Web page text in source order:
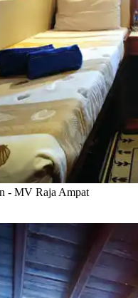
- MV Raja Ampat